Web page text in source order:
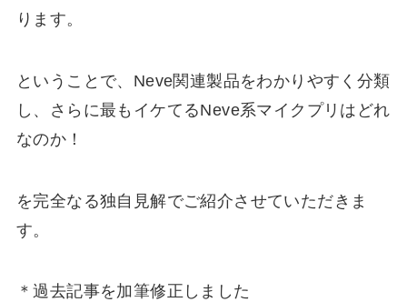
ります。
ということで、Neve関連製品をわかりやすく分類
し、さらに最もイケてるNeve系マイクプリはどれ
なのか！
を完全なる独自見解でご紹介させていただきま
す。
＊過去記事を加筆修正しました